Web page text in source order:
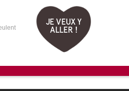
JE VEUX Y
ALLER !